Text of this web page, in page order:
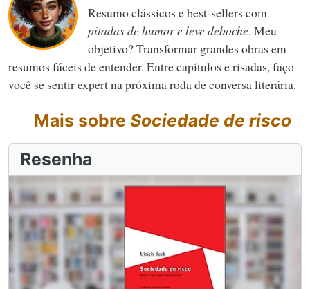
Resumo clássicos e best-sellers com
pitadas de humor e leve deboche. Meu
objetivo? Transformar grandes obras em
resumos fáceis de entender. Entre capítulos e risadas, faço
você se sentir expert na próxima roda de conversa literária.
Mais sobre Sociedade de risco
Resenha